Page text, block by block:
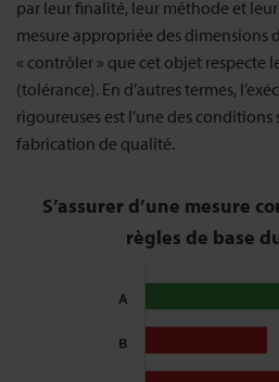
par leur finalité, leur méthode et
mesure appropriée des dimensions
« contrôler » que cet objet respecte
(tolérance). En d’autres termes,
rigoureuses est l’une des conditions
fabrication de qualité.
S’assurer d’une mesure
règles de base